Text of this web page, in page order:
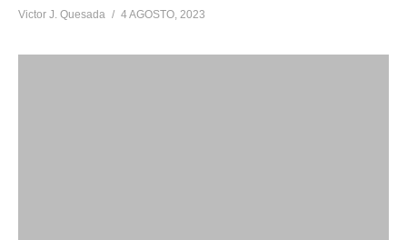
Victor J. Quesada 4 AGOSTO, 2023